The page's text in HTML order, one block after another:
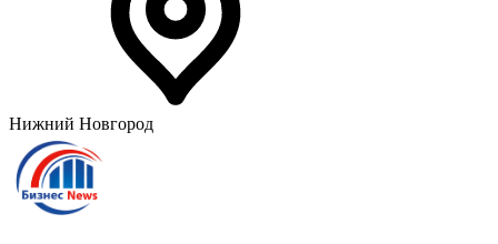
Нижний Новгород